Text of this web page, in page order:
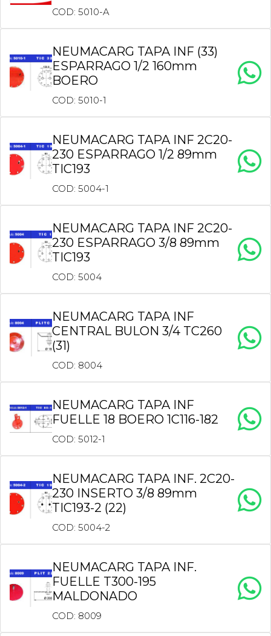
COD: 5010-A
NEUMACARG TAPA INF (33)
ESPARRAGO 1/2 160mm
BOERO
COD: 5010-1
NEUMACARG TAPA INF 2C20-
230 ESPARRAGO 1/2 89mm
TIC193
COD: 5004-1
NEUMACARG TAPA INF 2C20-
230 ESPARRAGO 3/8 89mm
TIC193
COD: 5004
NEUMACARG TAPA INF
CENTRAL BULON 3/4 TC260
(31)
COD: 8004
NEUMACARG TAPA INF
FUELLE 18 BOERO 1C116-182
COD: 5012-1
NEUMACARG TAPA INF. 2C20-
230 INSERTO 3/8 89mm
TIC193-2 (22)
COD: 5004-2
NEUMACARG TAPA INF.
FUELLE T300-195
MALDONADO
COD: 8009